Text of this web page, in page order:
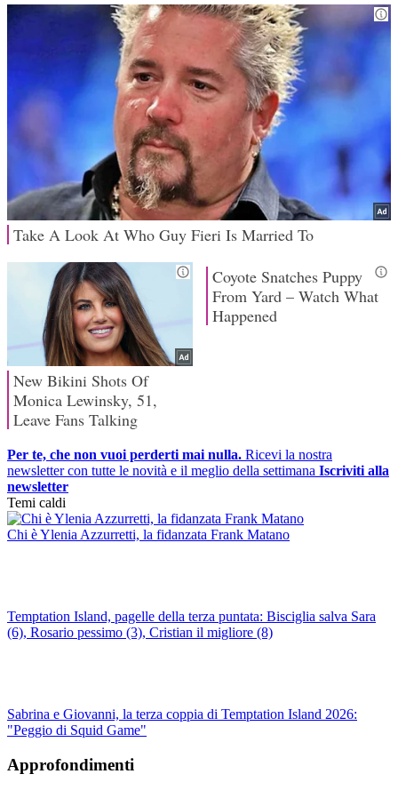
Per te, che non vuoi perderti mai nulla. Ricevi la nostra
newsletter con tutte le novità e il meglio della settimana Iscriviti alla
newsletter
Temi caldi
Chi è Ylenia Azzurretti, la fidanzata Frank Matano
Temptation Island, pagelle della terza puntata: Bisciglia salva Sara
(6), Rosario pessimo (3), Cristian il migliore (8)
Sabrina e Giovanni, la terza coppia di Temptation Island 2026:
"Peggio di Squid Game"
Approfondimenti